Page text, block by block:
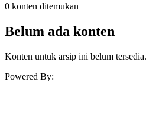
0 konten ditemukan
Belum ada konten
Konten untuk arsip ini belum tersedia.
Powered By: